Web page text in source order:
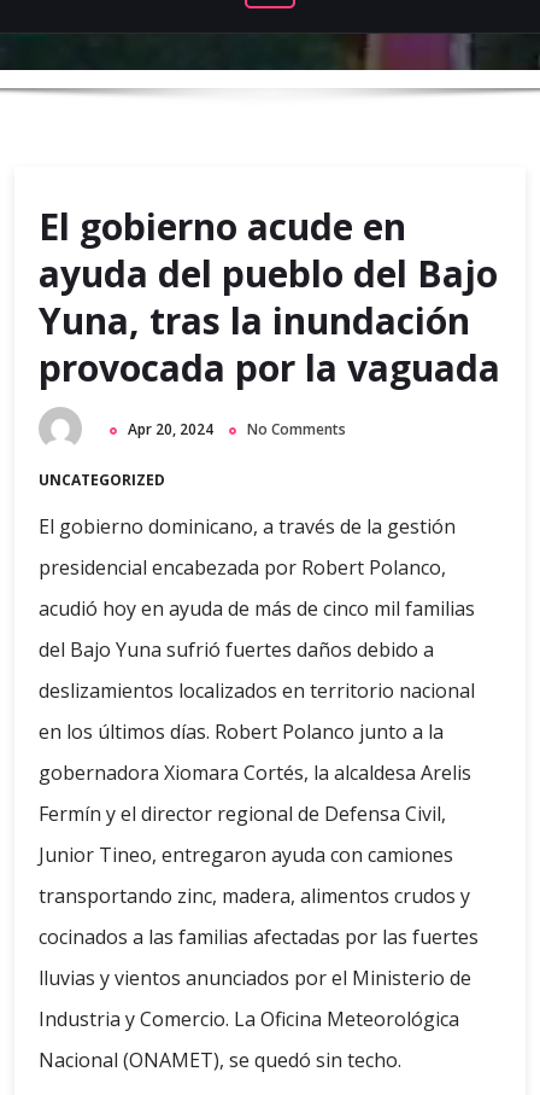
El gobierno acude en
ayuda del pueblo del Bajo
Yuna, tras la inundación
provocada por la vaguada
Apr 20, 2024 No Comments
UNCATEGORIZED
El gobierno dominicano, a través de la gestión
presidencial encabezada por Robert Polanco,
acudió hoy en ayuda de más de cinco mil familias
del Bajo Yuna sufrió fuertes daños debido a
deslizamientos localizados en territorio nacional
en los últimos días. Robert Polanco junto a la
gobernadora Xiomara Cortés, la alcaldesa Arelis
Fermín y el director regional de Defensa Civil,
Junior Tineo, entregaron ayuda con camiones
transportando zinc, madera, alimentos crudos y
cocinados a las familias afectadas por las fuertes
lluvias y vientos anunciados por el Ministerio de
Industria y Comercio. La Oficina Meteorológica
Nacional (ONAMET), se quedó sin techo.